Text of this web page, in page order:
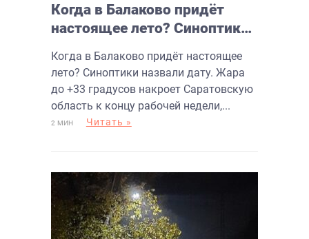
Когда в Балаково придёт
настоящее лето? Синоптики
Когда в Балаково придёт настоящее
лето? Синоптики назвали дату. Жара
до +33 градусов накроет Саратовскую
область к концу рабочей недели,...
2 МИН Читать »